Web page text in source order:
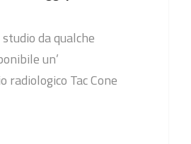
da qualche
un’
radiologico Tac Cone